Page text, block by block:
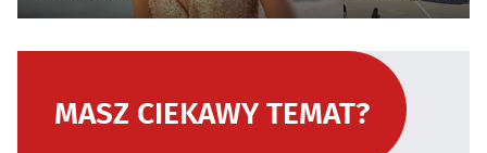
MASZ CIEKAWY TEMAT?